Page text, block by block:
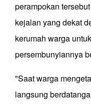
perampokan
kejalan yang dekat
kerumah warga
persembunyiannya
"Saat warga
langsung